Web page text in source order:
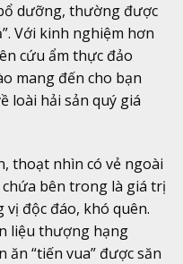
dưỡng, thường được
Với kinh nghiệm hơn
cứu ẩm thực đảo
mang đến cho bạn
loài hải sản quý giá
thoạt nhìn có vẻ ngoài
bên trong là giá trị
độc đáo, khó quên.
liệu thượng hạng
“tiến vua” được săn